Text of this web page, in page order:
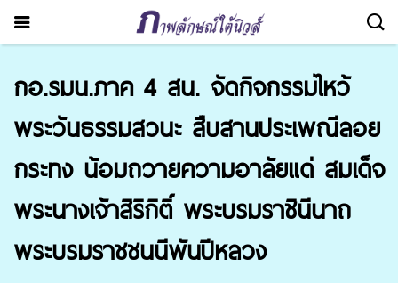
กอ.รมน.ภาค 4 สน. จัดกิจกรรมไหว้
พระวันธรรมสวนะ สืบสานประเพณีลอย
กระทง น้อมถวายความอาลัยแด่ สมเด็จ
พระนางเจ้าสิริกิติ์ พระบรมราชินีนาถ
พระบรมราชชนนีพันปีหลวง